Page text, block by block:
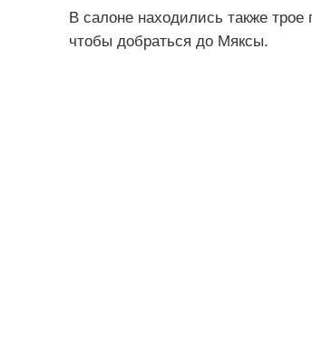
В салоне находились также
чтобы добраться до Мяксы.